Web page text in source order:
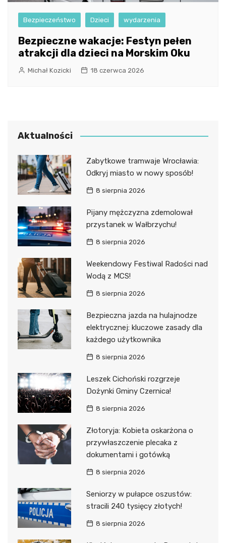
Bezpieczeństwo Dzieci wydarzenia
Bezpieczne wakacje: Festyn pełen
atrakcji dla dzieci na Morskim Oku
Michał Kozicki 18 czerwca 2026
Aktualności
Zabytkowe tramwaje Wrocławia:
Odkryj miasto w nowy sposób!
8 sierpnia 2026
Pijany mężczyzna zdemolował
przystanek w Wałbrzychu!
8 sierpnia 2026
Weekendowy Festiwal Radości nad
Wodą z MCS!
8 sierpnia 2026
Bezpieczna jazda na hulajnodze
elektrycznej: kluczowe zasady dla
każdego użytkownika
8 sierpnia 2026
Leszek Cichoński rozgrzeje
Dożynki Gminy Czernica!
8 sierpnia 2026
Złotoryja: Kobieta oskarżona o
przywłaszczenie plecaka z
dokumentami i gotówką
8 sierpnia 2026
Seniorzy w pułapce oszustów:
stracili 240 tysięcy złotych!
8 sierpnia 2026